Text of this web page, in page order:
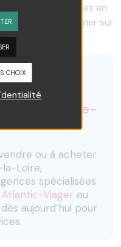
et de ventes en
de se renseigner sur
les vendeurs.
les Pays-de-
ou à acheter
Loire,
spécialisées
Atlantic-Viager ou
aujourd’hui pour
choix